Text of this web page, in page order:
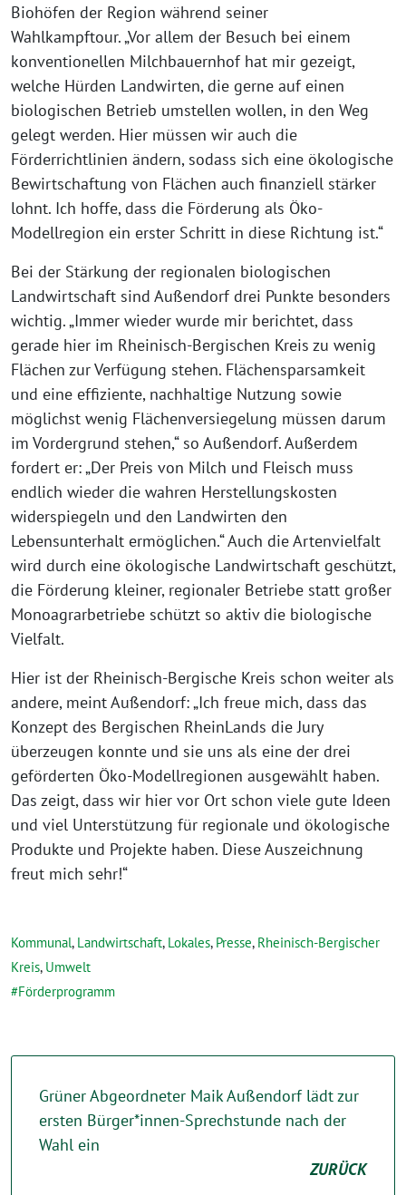
Biohöfen der Region während seiner
Wahlkampftour. „Vor allem der Besuch bei einem
konventionellen Milchbauernhof hat mir gezeigt,
welche Hürden Landwirten, die gerne auf einen
biologischen Betrieb umstellen wollen, in den Weg
gelegt werden. Hier müssen wir auch die
Förderrichtlinien ändern, sodass sich eine ökologische
Bewirtschaftung von Flächen auch finanziell stärker
lohnt. Ich hoffe, dass die Förderung als Öko-
Modellregion ein erster Schritt in diese Richtung ist.“
Bei der Stärkung der regionalen biologischen
Landwirtschaft sind Außendorf drei Punkte besonders
wichtig. „Immer wieder wurde mir berichtet, dass
gerade hier im Rheinisch-Bergischen Kreis zu wenig
Flächen zur Verfügung stehen. Flächensparsamkeit
und eine effiziente, nachhaltige Nutzung sowie
möglichst wenig Flächenversiegelung müssen darum
im Vordergrund stehen,“ so Außendorf. Außerdem
fordert er: „Der Preis von Milch und Fleisch muss
endlich wieder die wahren Herstellungskosten
widerspiegeln und den Landwirten den
Lebensunterhalt ermöglichen.“ Auch die Artenvielfalt
wird durch eine ökologische Landwirtschaft geschützt,
die Förderung kleiner, regionaler Betriebe statt großer
Monoagrarbetriebe schützt so aktiv die biologische
Vielfalt.
Hier ist der Rheinisch-Bergische Kreis schon weiter als
andere, meint Außendorf: „Ich freue mich, dass das
Konzept des Bergischen RheinLands die Jury
überzeugen konnte und sie uns als eine der drei
geförderten Öko-Modellregionen ausgewählt haben.
Das zeigt, dass wir hier vor Ort schon viele gute Ideen
und viel Unterstützung für regionale und ökologische
Produkte und Projekte haben. Diese Auszeichnung
freut mich sehr!“
Kommunal, Landwirtschaft, Lokales, Presse, Rheinisch-Bergischer
Kreis, Umwelt
Förderprogramm
Grüner Abgeordneter Maik Außendorf lädt zur
ersten Bürger*innen-Sprechstunde nach der
Wahl ein
ZURÜCK